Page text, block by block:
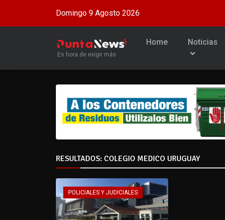
Domingo 9 Agosto 2026
Es hora de exigir más
Home Noticias
RESULTADOS: COLEGIO MEDICO URUGUAY
POLICIALES Y JUDICIALES